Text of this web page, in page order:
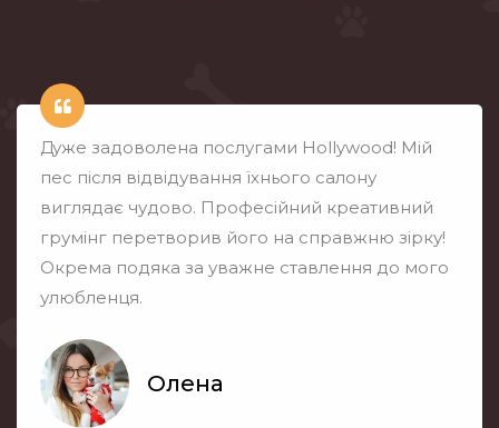
Дуже задоволена послугами Hollywood! Мій
пес після відвідування їхнього салону
виглядає чудово. Професійний креативний
грумінг перетворив його на справжню зірку!
Окрема подяка за уважне ставлення до мого
улюбленця.
Олена